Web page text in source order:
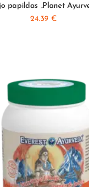
papildas „Planet
24.39 €